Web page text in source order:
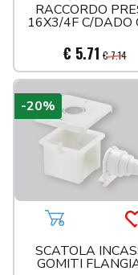
RACCORDO
16X3/4F C/DADO
€ 5.71 € 7.14
Aggiungi al
SCATOLA
GOMITI
-20%